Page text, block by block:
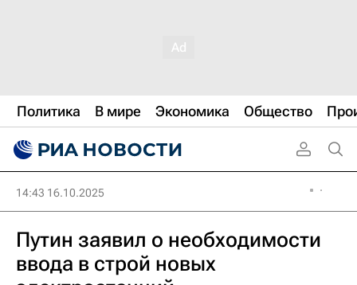
Политика В мире Экономика Общество
14:43 16.10.2025
Путин заявил о необходимости
ввода в строй новых